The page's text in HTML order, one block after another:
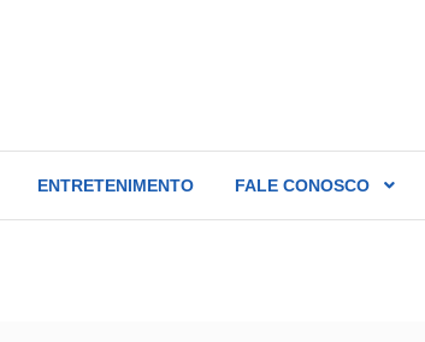
ENTRETENIMENTO FALE CONOSCO